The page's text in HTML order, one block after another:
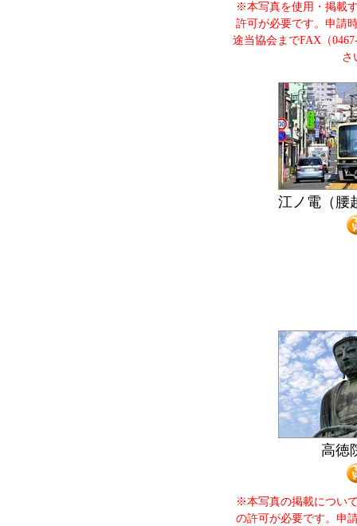
※本写真を使用・掲載
許可が必要です。申請
途当協会までFAX（
さ
江ノ電（腰
高徳
※本写真の掲載につい
の許可が必要です。申